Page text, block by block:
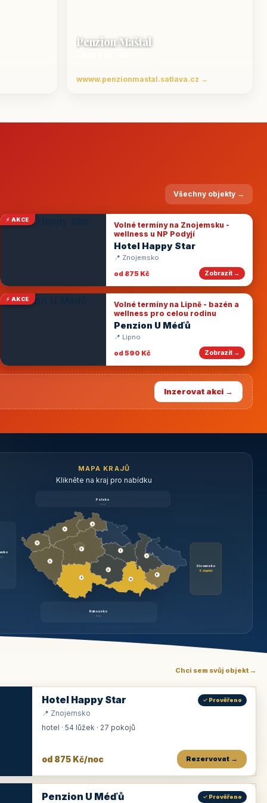
Penzion Maštal
wwww.penzionmastal.satlava.cz →
Všechny objekty →
⚡ AKCE
Volné termíny na Znojemsku -
wellness u NP Podyjí
Hotel Happy Star
📍 Znojemsko
od 875 Kč
Zobrazit →
⚡ AKCE
Volné termíny na Lipně - bazén a
wellness pro celou rodinu
Penzion U Méďů
📍 Lipno
od 590 Kč
Zobrazit →
Inzerovat akci →
MAPA KRAJŮ
Klikněte na kraj pro nabídku
Polsko
brzy
Slovensko
6 objektů
Rakousko
brzy
3
9
3
3
3
3
1
2
11
1
6
Chci sem svůj objekt →
Hotel Happy Star ✓ Prověřeno
📍 Znojemsko
hotel · 54 lůžek · 27 pokojů
od 875 Kč/noc Rezervovat →
Penzion U Méďů ✓ Prověřeno